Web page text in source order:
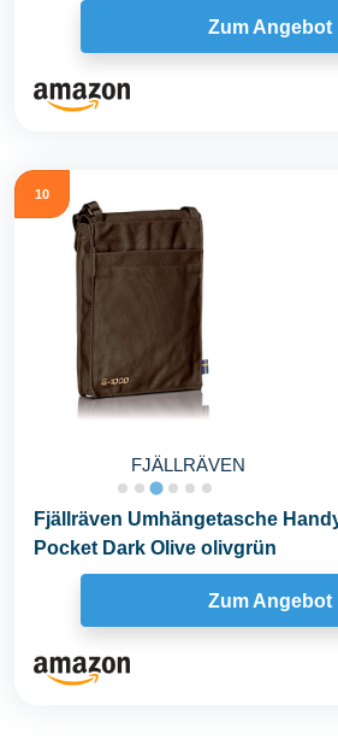
Zum Angebot
10
FJÄLLRÄVEN
Fjällräven Umhängetasche
Pocket Dark Olive olivgrün
Zum Angebot